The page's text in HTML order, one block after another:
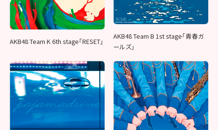
AKB48 Team K 6th stage「RESET」
AKB48 Team B 1st stage「青春ガ
ールズ」